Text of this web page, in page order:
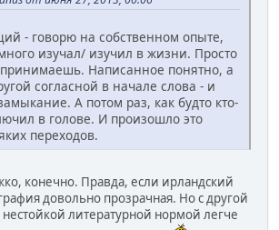
- говорю на собственном опыте,
изучал/ изучил в жизни. Просто
Написанное понятно, а
согласной в начале слова - и
А потом раз, как будто кто-
в голове. И произошло это
переходов.
конечно. Правда, если ирландский
довольно прозрачная. Но с другой
литературной нормой легче